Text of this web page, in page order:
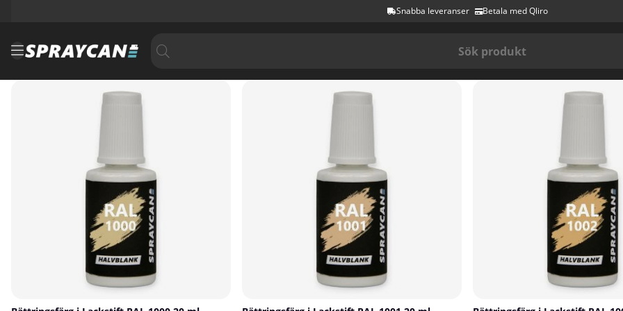
Snabba leveranser Betala med Qliro